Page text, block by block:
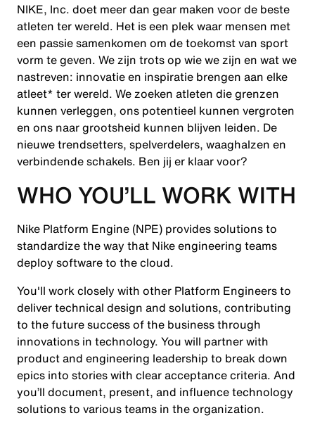
NIKE, Inc. doet meer dan gear maken voor de beste
atleten ter wereld. Het is een plek waar mensen met
een passie samenkomen om de toekomst van sport
vorm te geven. We zijn trots op wie we zijn en wat we
nastreven: innovatie en inspiratie brengen aan elke
atleet* ter wereld. We zoeken atleten die grenzen
kunnen verleggen, ons potentieel kunnen vergroten
en ons naar grootsheid kunnen blijven leiden. De
nieuwe trendsetters, spelverdelers, waaghalzen en
verbindende schakels. Ben jij er klaar voor?
WHO YOU’LL WORK WITH
Nike Platform Engine (NPE) provides solutions to
standardize the way that Nike engineering teams
deploy software to the cloud.
You'll work closely with other Platform Engineers to
deliver technical design and solutions, contributing
to the future success of the business through
innovations in technology. You will partner with
product and engineering leadership to break down
epics into stories with clear acceptance criteria. And
you’ll document, present, and influence technology
solutions to various teams in the organization.